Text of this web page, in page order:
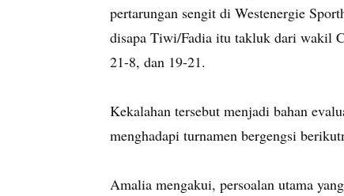
pertarungan sengit di Westenergie
disapa Tiwi/Fadia itu takluk dari wakil
21-8, dan 19-21.
Kekalahan tersebut menjadi bahan
menghadapi turnamen bergengsi
Amalia mengakui, persoalan utama